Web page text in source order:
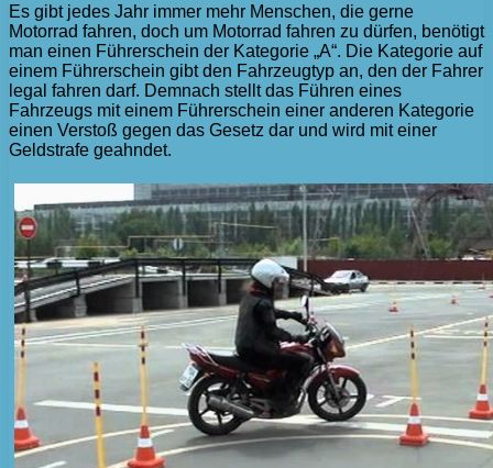
Es gibt jedes Jahr immer mehr Menschen, die gerne
Motorrad fahren, doch um Motorrad fahren zu dürfen, benötigt
man einen Führerschein der Kategorie „A“. Die Kategorie auf
einem Führerschein gibt den Fahrzeugtyp an, den der Fahrer
legal fahren darf. Demnach stellt das Führen eines
Fahrzeugs mit einem Führerschein einer anderen Kategorie
einen Verstoß gegen das Gesetz dar und wird mit einer
Geldstrafe geahndet.